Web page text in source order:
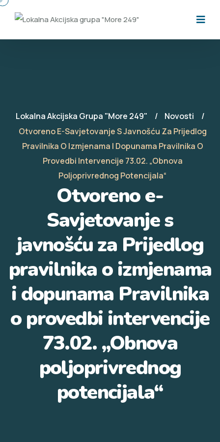
Lokalna Akcijska Grupa "More 249"
Novosti
Otvoreno E-Savjetovanje S Javnošću Za Prijedlog
Pravilnika O Izmjenama I Dopunama Pravilnika O
Provedbi Intervencije 73.02. „Obnova
Poljoprivrednog Potencijala“
Otvoreno e-
Savjetovanje s
javnošću za Prijedlog
pravilnika o izmjenama
i dopunama Pravilnika
o provedbi intervencije
73.02. „Obnova
poljoprivrednog
potencijala“